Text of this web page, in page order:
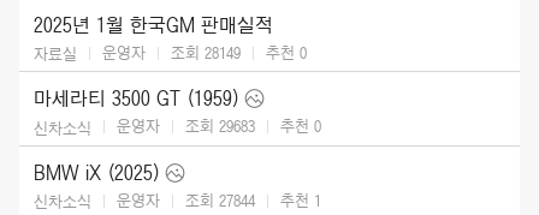
2025년 1월 한국GM 판매실적
자료실 운영자 조회 28149 추천 0
마세라티 3500 GT (1959)
신차소식 운영자 조회 29683 추천 0
BMW iX (2025)
신차소식 운영자 조회 27844 추천 1